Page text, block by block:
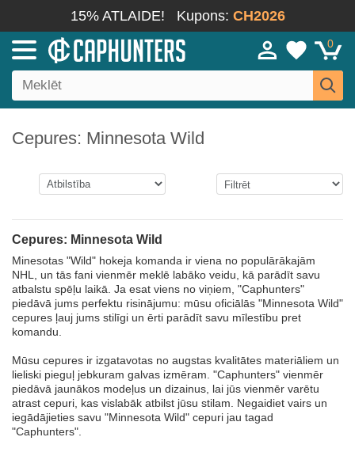
15% ATLAIDE! Kupons: CH2026
0
Cepures: Minnesota Wild
Cepures: Minnesota Wild
Minesotas "Wild" hokeja komanda ir viena no populārākajām
NHL, un tās fani vienmēr meklē labāko veidu, kā parādīt savu
atbalstu spēļu laikā. Ja esat viens no viņiem, "Caphunters"
piedāvā jums perfektu risinājumu: mūsu oficiālās "Minnesota Wild"
cepures ļauj jums stilīgi un ērti parādīt savu mīlestību pret
komandu.
Mūsu cepures ir izgatavotas no augstas kvalitātes materiāliem un
lieliski pieguļ jebkuram galvas izmēram. "Caphunters" vienmēr
piedāvā jaunākos modeļus un dizainus, lai jūs vienmēr varētu
atrast cepuri, kas vislabāk atbilst jūsu stilam. Negaidiet vairs un
iegādājieties savu "Minnesota Wild" cepuri jau tagad
"Caphunters".